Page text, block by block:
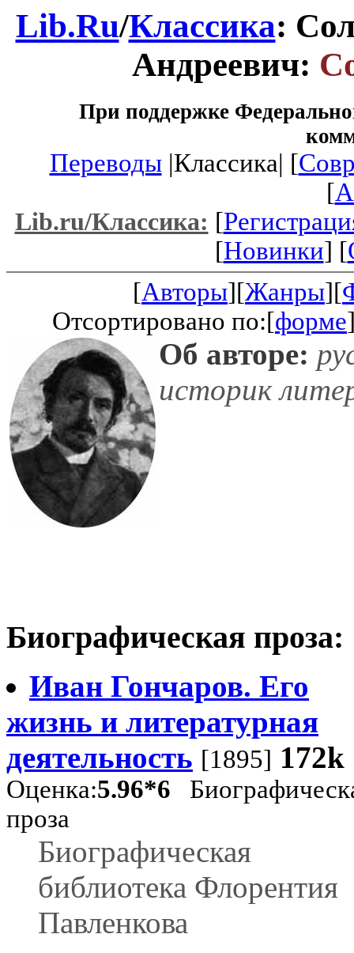
Lib.Ru/Классика:
Андреевич:
При поддержке
Переводы|Классика| [
[
Lib.ru/Классика: [
[Новинки] [
[Авторы][Жанры][
Отсортировано по:[форме
Об авторе:
историк
Биографическая проза:
Иван Гончаров. Его
жизнь и литературная
деятельность [1895] 172k
Оценка:5.96*6
проза
Биографическая
библиотека Флорентия
Павленкова